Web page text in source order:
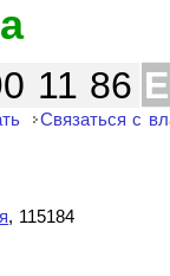
11 86
Связаться с
, 115184